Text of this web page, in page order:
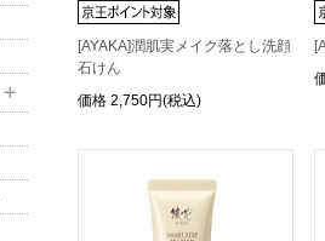
[AYAKA]潤肌実メイク落とし洗顔
石けん
価格 2,750円(税込)